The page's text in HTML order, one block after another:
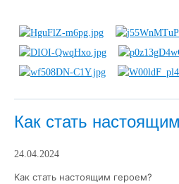
Как стать
24.04.2024
Как стать настоящим героем?